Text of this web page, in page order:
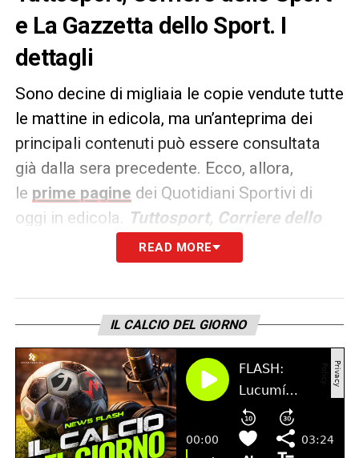
e La Gazzetta dello Sport. I
dettagli
Sono decine di migliaia le copie vendute tutte
le mattine in edicola, ma un’anteprima dei
principali contenuti può essere consultata
già dalla sera precedente. Ecco, allora,
le prime pagine dei Quotidiani Sportivi di
oggi in edicola.
Tuttosport, Corriere dello
Sport e La Gazzetta dello
rappresentano i principali quotidiani
READ MORE
IL CALCIO DEL GIORNO